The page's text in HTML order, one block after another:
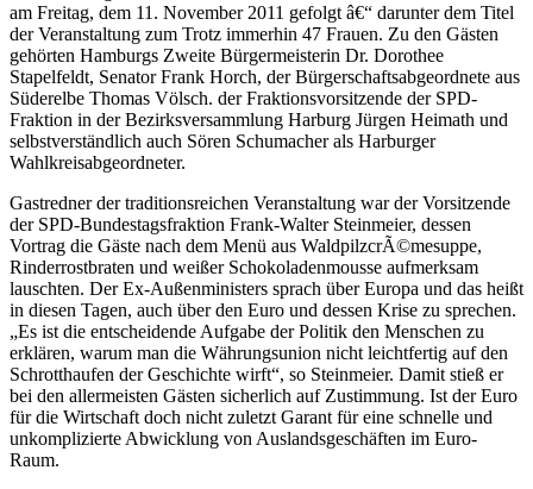
am Freitag, dem 11. November 2011 gefolgt â€“ darunter dem Titel
der Veranstaltung zum Trotz immerhin 47 Frauen. Zu den Gästen
gehörten Hamburgs Zweite Bürgermeisterin Dr. Dorothee
Stapelfeldt, Senator Frank Horch, der Bürgerschaftsabgeordnete aus
Süderelbe Thomas Völsch. der Fraktionsvorsitzende der SPD-
Fraktion in der Bezirksversammlung Harburg Jürgen Heimath und
selbstverständlich auch Sören Schumacher als Harburger
Wahlkreisabgeordneter.
Gastredner der traditionsreichen Veranstaltung war der Vorsitzende
der SPD-Bundestagsfraktion Frank-Walter Steinmeier, dessen
Vortrag die Gäste nach dem Menü aus WaldpilzcrÃ©mesuppe,
Rinderrostbraten und weißer Schokoladenmousse aufmerksam
lauschten. Der Ex-Außenministers sprach über Europa und das heißt
in diesen Tagen, auch über den Euro und dessen Krise zu sprechen.
„Es ist die entscheidende Aufgabe der Politik den Menschen zu
erklären, warum man die Währungsunion nicht leichtfertig auf den
Schrotthaufen der Geschichte wirft“, so Steinmeier. Damit stieß er
bei den allermeisten Gästen sicherlich auf Zustimmung. Ist der Euro
für die Wirtschaft doch nicht zuletzt Garant für eine schnelle und
unkomplizierte Abwicklung von Auslandsgeschäften im Euro-
Raum.